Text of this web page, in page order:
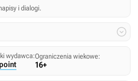
i dialogi.

wydawca:Ograniczenia wiekowe:
16+